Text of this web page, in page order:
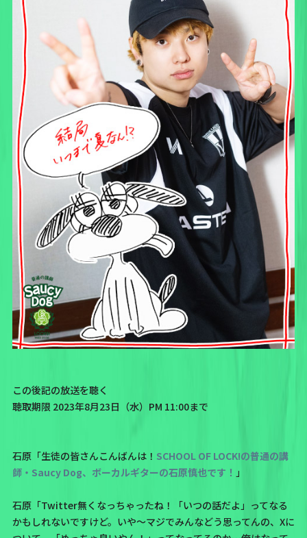
この後記の放送を聴く
聴取期限 2023年8月23日（水）PM 11:00まで
石原「生徒の皆さんこんばんは！ SCHOOL OF LOCK!の普通の講
師・Saucy Dog、ボーカルギターの石原慎也です！ 」
石原「Twitter無くなっちゃったね！「いつの話だよ」ってなる
かもしれないですけど。いや～マジでみんなどう思ってんの、Xに